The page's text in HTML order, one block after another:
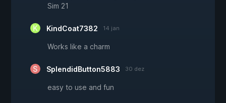
Sim 21
KindCoat7382 14 jan
Works like a charm
SplendidButton5883 30 dez
easy to use and fun